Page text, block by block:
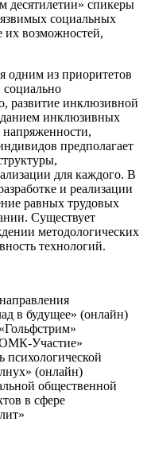
десятилетии» спикеры
социальных
их возможностей,
одним из приоритетов
развитие инклюзивной
инклюзивных
предполагает
для каждого. В
и реализации
равных трудовых
Существует
методологических
технологий.
в будущее» (онлайн)
Участие»
психологической
(онлайн)
общественной
в сфере